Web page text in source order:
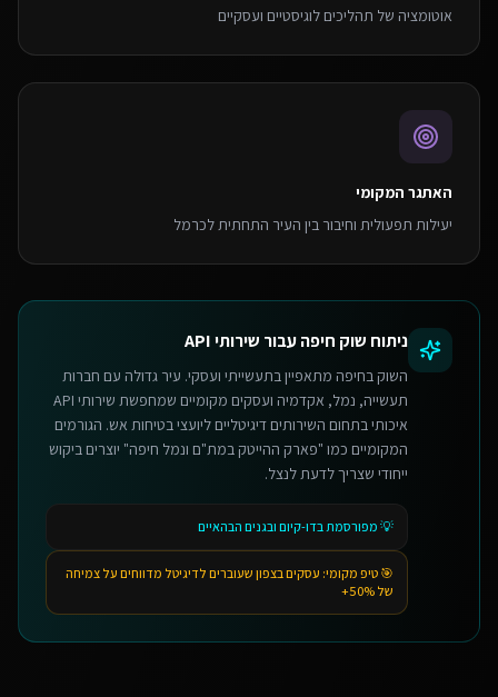
אוטומציה של תהליכים לוגיסטיים ועסקיים
האתגר המקומי
יעילות תפעולית וחיבור בין העיר התחתית לכרמל
ניתוח שוק חיפהעבור שירותי API
השוק בחיפה מתאפיין בתעשייתי ועסקי. עיר גדולה עם חברות
תעשייה, נמל, אקדמיה ועסקים מקומיים שמחפשת שירותי API
איכותי בתחום השירותים דיגיטליים ליועצי בטיחות אש. הגורמים
המקומיים כמו "פארק ההייטק במת"ם ונמל חיפה" יוצרים ביקוש
ייחודי שצריך לדעת לנצל.
💡 מפורסמת בדו-קיום ובגנים הבהאיים
🎯 טיפ מקומי: עסקים בצפון שעוברים לדיגיטל מדווחים על צמיחה
של 50%+